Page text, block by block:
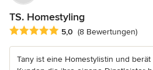
TS. Homestyling
Durchschnittliche Bewertung: 5 von
5,0 (8 Bewertungen)
Tany ist eine Homestylistin und